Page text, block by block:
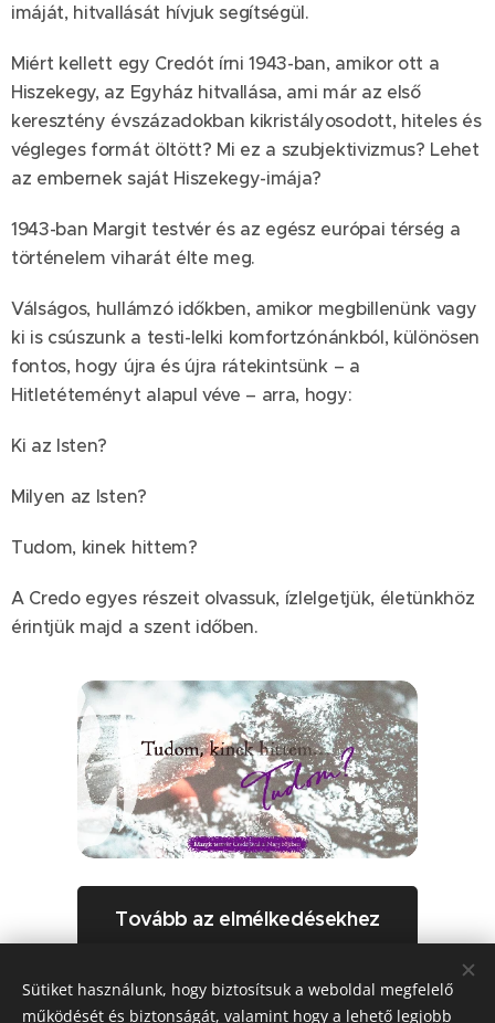
imáját, hitvallását hívjuk segítségül.
Miért kellett egy Credót írni 1943-ban, amikor ott a
Hiszekegy, az Egyház hitvallása, ami már az első
keresztény évszázadokban kikristályosodott, hiteles és
végleges formát öltött? Mi ez a szubjektivizmus? Lehet
az embernek saját Hiszekegy-imája?
1943-ban Margit testvér és az egész európai térség a
történelem viharát élte meg.
Válságos, hullámzó időkben, amikor megbillenünk vagy
ki is csúszunk a testi-lelki komfortzónánkból, különösen
fontos, hogy újra és újra rátekintsünk – a
Hitletéteményt alapul véve – arra, hogy:
Ki az Isten?
Milyen az Isten?
Tudom, kinek hittem?
A Credo egyes részeit olvassuk, ízlelgetjük, életünkhöz
érintjük majd a szent időben.
Tovább az elmélkedésekhez
Share
Sütiket használunk, hogy biztosítsuk a weboldal megfelelő
működését és biztonságát, valamint hogy a lehető legjobb